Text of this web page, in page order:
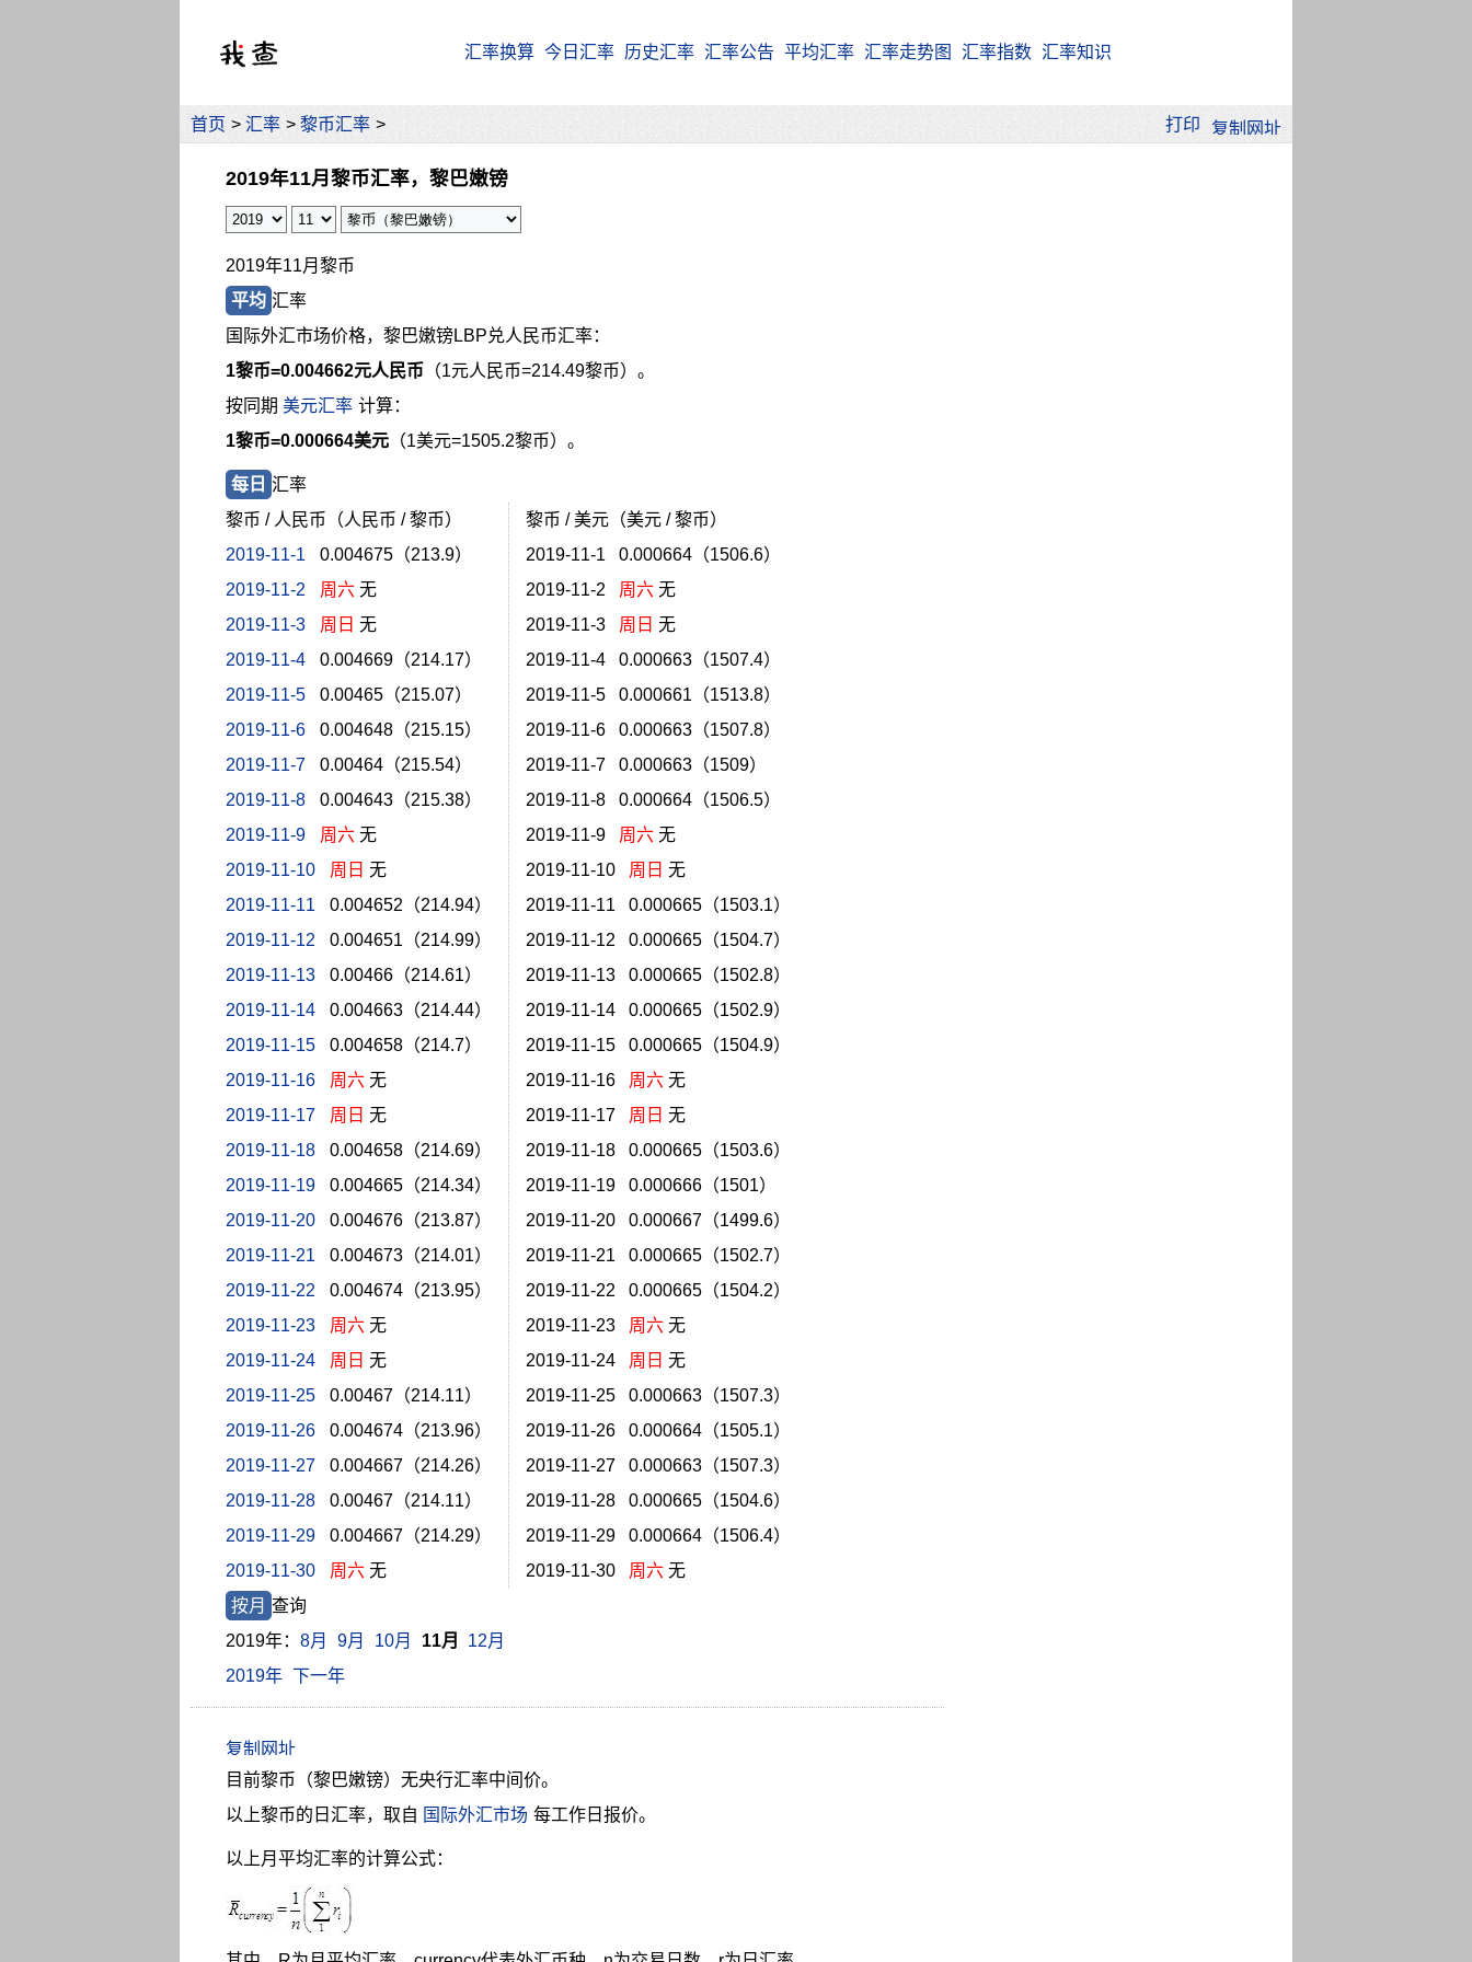
汇率换算 今日汇率 历史汇率 汇率公告 平均汇率 汇率走势图 汇率指数 汇率知识
首页 > 汇率 > 黎币汇率 > 打印
2019年11月黎币汇率，黎巴嫩镑
2019年11月黎币
平均 汇率
国际外汇市场价格，黎巴嫩镑LBP兑人民币汇率：
1黎币=0.004662元人民币 （1元人民币=214.49黎币）。
按同期 美元汇率 计算：
1黎币=0.000664美元 （1美元=1505.2黎币）。
每日 汇率
黎币 / 人民币（人民币 / 黎币）
2019-11-1
0.004675（213.9）
2019-11-2
周六无
2019-11-3
周日 无
2019-11-4
0.004669（214.17）
2019-11-5
0.00465（215.07）
2019-11-6
0.004648（215.15）
2019-11-7
0.00464（215.54）
2019-11-8
0.004643（215.38）
2019-11-9
周六无
2019-11-10
周日 无
2019-11-11
0.004652（214.94）
2019-11-12
0.004651（214.99）
2019-11-13
0.00466（214.61）
2019-11-14
0.004663（214.44）
2019-11-15
0.004658（214.7）
2019-11-16
周六无
2019-11-17
周日 无
2019-11-18
0.004658（214.69）
2019-11-19
0.004665（214.34）
2019-11-20
0.004676（213.87）
2019-11-21
0.004673（214.01）
2019-11-22
0.004674（213.95）
2019-11-23
周六无
2019-11-24
周日 无
2019-11-25
0.00467（214.11）
2019-11-26
0.004674（213.96）
2019-11-27
0.004667（214.26）
2019-11-28
0.00467（214.11）
2019-11-29
0.004667（214.29）
2019-11-30
周六无
黎币 / 美元（美元 / 黎币）
2019-11-1 0.000664（1506.6）
2019-11-2 周六无
2019-11-3 周日 无
2019-11-4 0.000663（1507.4）
2019-11-5 0.000661（1513.8）
2019-11-6 0.000663（1507.8）
2019-11-7 0.000663（1509）
2019-11-8 0.000664（1506.5）
2019-11-9 周六无
2019-11-10 周日 无
2019-11-11 0.000665（1503.1）
2019-11-12 0.000665（1504.7）
2019-11-13 0.000665（1502.8）
2019-11-14 0.000665（1502.9）
2019-11-15 0.000665（1504.9）
2019-11-16 周六无
2019-11-17 周日 无
2019-11-18 0.000665（1503.6）
2019-11-19 0.000666（1501）
2019-11-20 0.000667（1499.6）
2019-11-21 0.000665（1502.7）
2019-11-22 0.000665（1504.2）
2019-11-23 周六无
2019-11-24 周日 无
2019-11-25 0.000663（1507.3）
2019-11-26 0.000664（1505.1）
2019-11-27 0.000663（1507.3）
2019-11-28 0.000665（1504.6）
2019-11-29 0.000664（1506.4）
2019-11-30 周六无
按月 查询
2019年： 8月 9月 10月 11月
12月
2019年 下一年
目前黎币（黎巴嫩镑）无央行汇率中间价。
以上黎币的日汇率，取自 国际外汇市场 每工作日报价。
以上月平均汇率的计算公式：